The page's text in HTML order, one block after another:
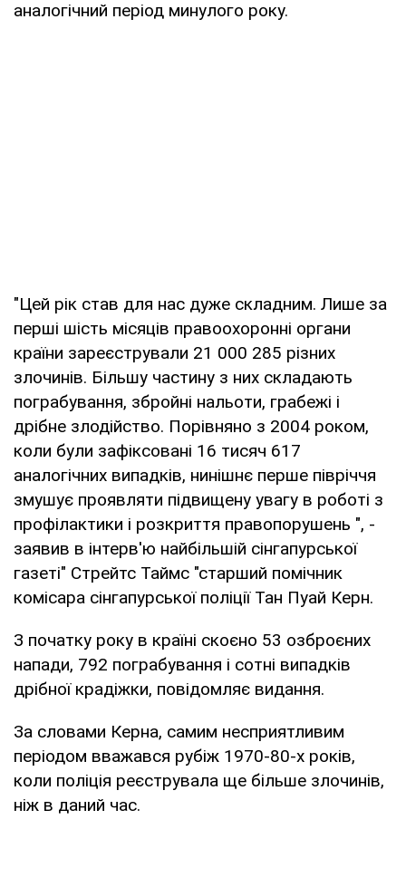
аналогічний період минулого року.
"Цей рік став для нас дуже складним. Лише за
перші шість місяців правоохоронні органи
країни зареєстрували 21 000 285 різних
злочинів. Більшу частину з них складають
пограбування, збройні нальоти, грабежі і
дрібне злодійство. Порівняно з 2004 роком,
коли були зафіксовані 16 тисяч 617
аналогічних випадків, нинішнє перше півріччя
змушує проявляти підвищену увагу в роботі з
профілактики і розкриття правопорушень ", -
заявив в інтерв'ю найбільшій сінгапурської
газеті" Стрейтс Таймс "старший помічник
комісара сінгапурської поліції Тан Пуай Керн.
З початку року в країні скоєно 53 озброєних
напади, 792 пограбування і сотні випадків
дрібної крадіжки, повідомляє видання.
За словами Керна, самим несприятливим
періодом вважався рубіж 1970-80-х років,
коли поліція реєструвала ще більше злочинів,
ніж в даний час.